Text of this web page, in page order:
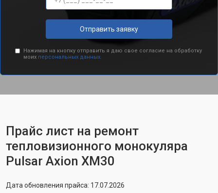
Отправить заявку
Нажимая на кнопку отправить я даю свое согласие на обработку
моих персональных данных.
Прайс лист на ремонт
тепловизионного монокуляра
Pulsar Axion XM30
Дата обновления прайса: 17.07.2026